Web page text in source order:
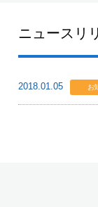
ニュースリ
2018.01.05 お